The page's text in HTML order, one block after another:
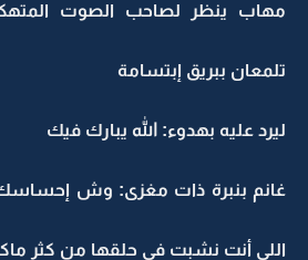
مهاب ينظر لصاحب الصوت
تلمعان ببريق إبتسامة
ليرد عليه بهدوء: الله يبارك فيك
غانم بنبرة ذات مغزى: وش إحساسك
اللي أنت نشبت في حلقها من كثر